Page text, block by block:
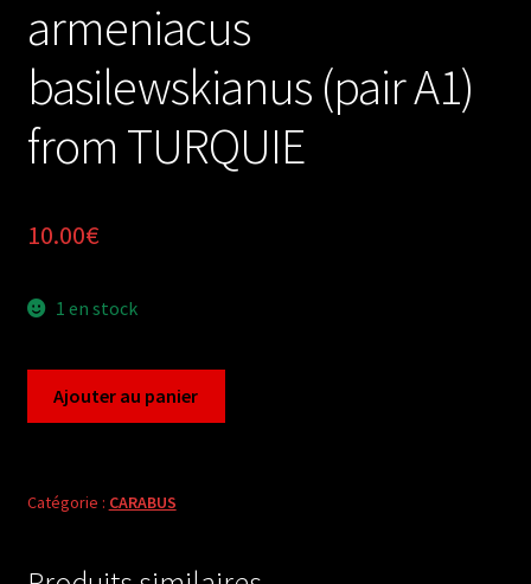
armeniacus
basilewskianus (pair A1)
from TURQUIE
10.00€
1 en stock
armeniacus
Ajouter au panier
Catégorie : CARABUS